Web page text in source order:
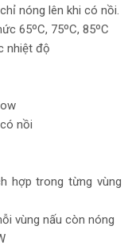
nóng lên khi có nồi.
65ºC, 75ºC, 85ºC
nhiệt độ
nồi
hợp trong từng vùng
vùng nấu còn nóng